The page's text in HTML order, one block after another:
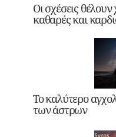
Οι σχέσεις
καθαρές και
Το καλύτερο
των άστρων